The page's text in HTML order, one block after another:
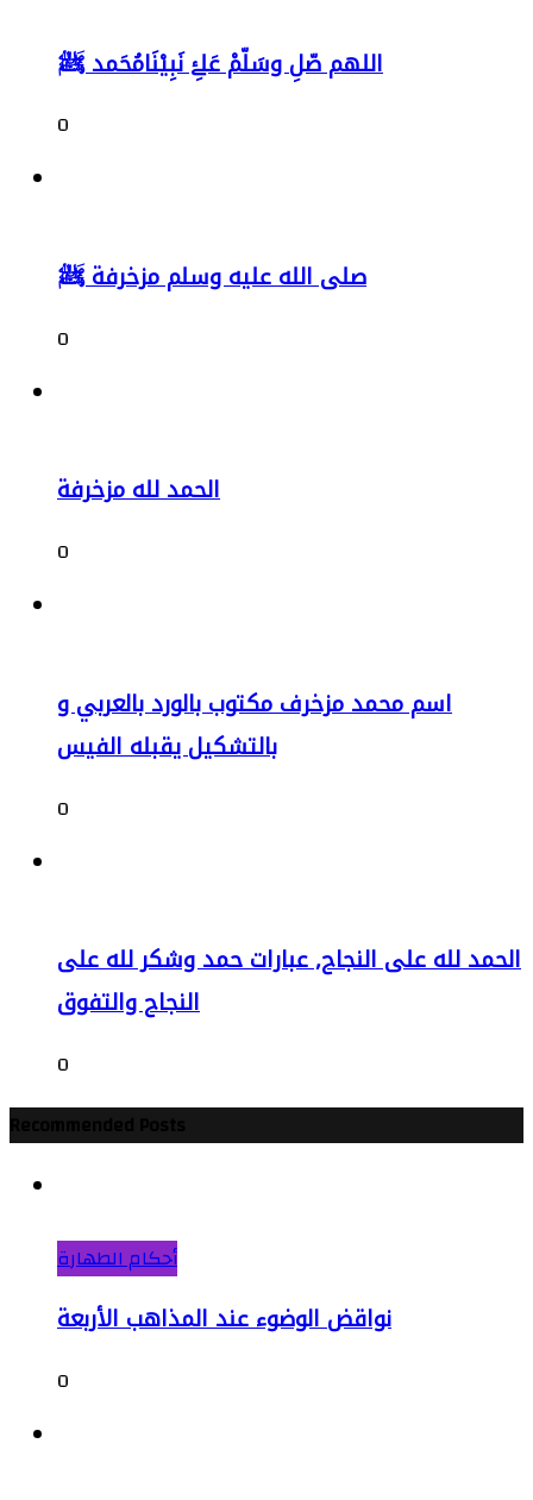
اللهم صّلِ وسَلّمْ عَلۓِ نَبِيْنَامُحَمد ﷺ
0
صلى الله عليه وسلم مزخرفة ﷺ
0
الحمد لله مزخرفة
0
اسم محمد مزخرف مكتوب بالورد بالعربي و
بالتشكيل يقبله الفيس
0
الحمد لله على النجاح, عبارات حمد وشكر لله على
النجاح والتفوق
0
أحكام الطهارة
نواقض الوضوء عند المذاهب الأربعة
0